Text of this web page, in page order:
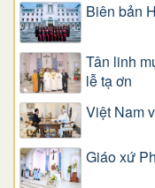
Biên bản
Tân linh
lễ tạ ơn
Việt Nam
Giáo xứ